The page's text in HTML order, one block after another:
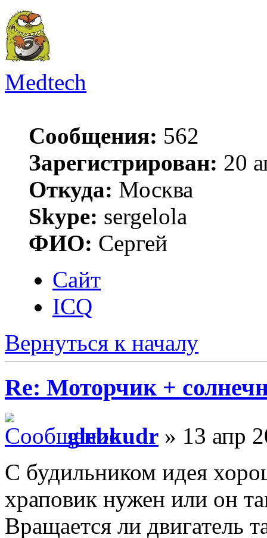
Medtech
Сообщения: 562
Зарегистрирован: 20
Откуда: Москва
Skype: sergelola
ФИО: Сергей
Сайт
ICQ
Вернуться к началу
Re: Моторчик +
glebkudr » 13 апр
С будильником идея
храповик нужен или он
Вращается ли двигатель